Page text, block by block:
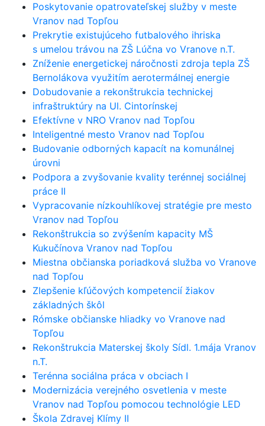
Poskytovanie opatrovateľskej služby v meste
Vranov nad Topľou
Prekrytie existujúceho futbalového ihriska
s umelou trávou na ZŠ Lúčna vo Vranove n.T.
Zníženie energetickej náročnosti zdroja tepla ZŠ
Bernolákova využitím aerotermálnej energie
Dobudovanie a rekonštrukcia technickej
infraštruktúry na Ul. Cintorínskej
Efektívne v NRO Vranov nad Topľou
Inteligentné mesto Vranov nad Topľou
Budovanie odborných kapacít na komunálnej
úrovni
Podpora a zvyšovanie kvality terénnej sociálnej
práce II
Vypracovanie nízkouhlíkovej stratégie pre mesto
Vranov nad Topľou
Rekonštrukcia so zvýšením kapacity MŠ
Kukučínova Vranov nad Topľou
Miestna občianska poriadková služba vo Vranove
nad Topľou
Zlepšenie kľúčových kompetencií žiakov
základných škôl
Rómske občianske hliadky vo Vranove nad
Topľou
Rekonštrukcia Materskej školy Sídl. 1.mája Vranov
n.T.
Terénna sociálna práca v obciach I
Modernizácia verejného osvetlenia v meste
Vranov nad Topľou pomocou technológie LED
Škola Zdravej Klímy II